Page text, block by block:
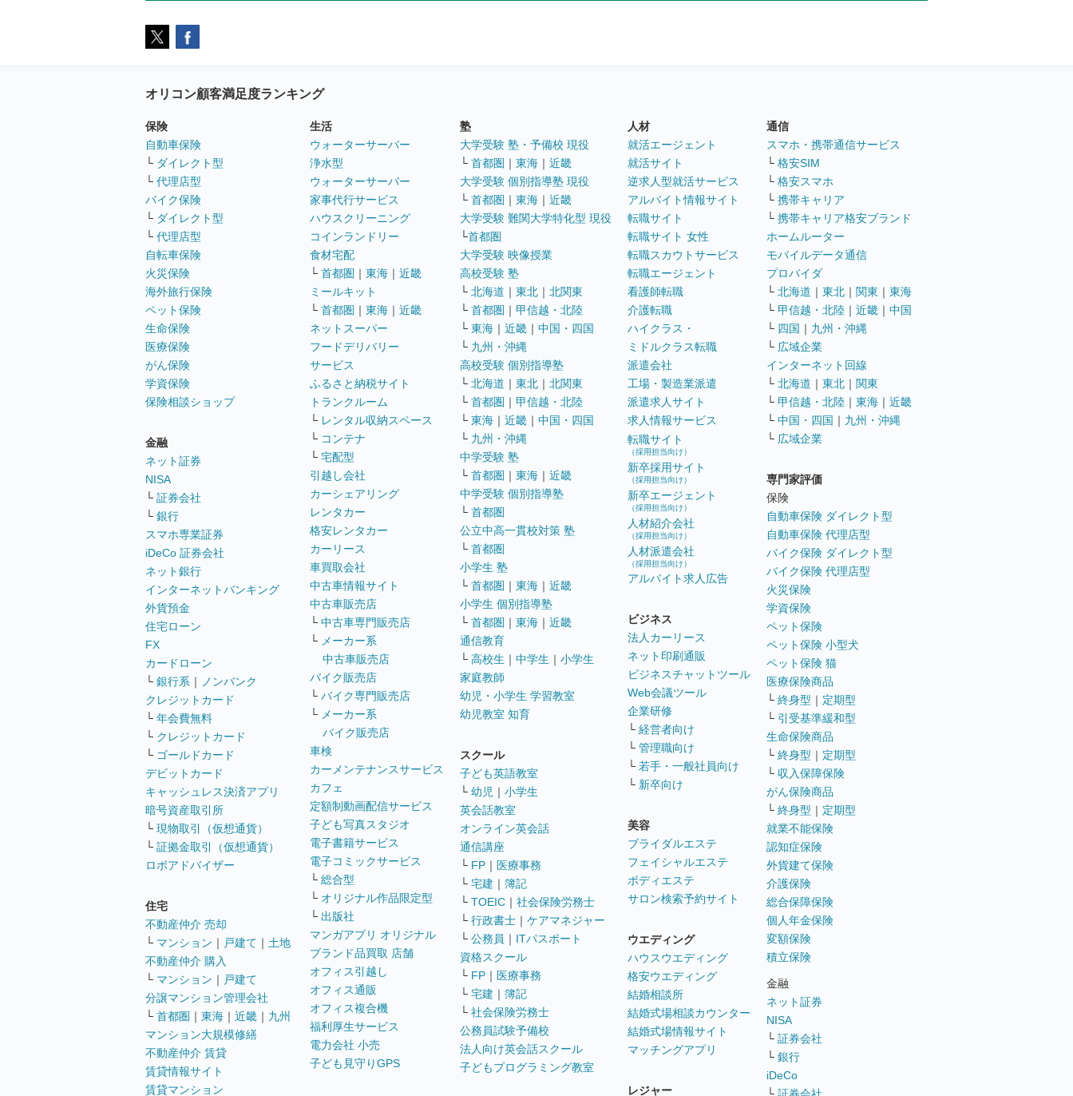
オリコン顧客満足度ランキング
保険
自動車保険
└ ダイレクト型
└ 代理店型
バイク保険
└ ダイレクト型
└ 代理店型
自転車保険
火災保険
海外旅行保険
ペット保険
生命保険
医療保険
がん保険
学資保険
保険相談ショップ
金融
ネット証券
NISA
└ 証券会社
└ 銀行
スマホ専業証券
iDeCo 証券会社
ネット銀行
インターネットバンキング
外貨預金
住宅ローン
FX
カードローン
└ 銀行系 ｜
ノンバンク
クレジットカード
└ 年会費無料
└ クレジットカード
└ ゴールドカード
デビットカード
キャッシュレス決済アプリ
暗号資産取引所
└ 現物取引（仮想通貨）
└ 証拠金取引（仮想通貨）
ロボアドバイザー
住宅
不動産仲介 売却
└ マンション ｜ 戸建て ｜ 土地
不動産仲介 購入
└ マンション ｜ 戸建て
分譲マンション管理会社
└ 首都圏 ｜ 東海 ｜ 近畿 ｜ 九州
マンション大規模修繕
不動産仲介 賃貸
賃貸情報サイト
賃貸マンション
生活
ウォーターサーバー
浄水型
ウォーターサーバー
家事代行サービス
ハウスクリーニング
コインランドリー
食材宅配
└ 首都圏 ｜ 東海 ｜ 近畿
ミールキット
└ 首都圏 ｜ 東海 ｜ 近畿
ネットスーパー
フードデリバリー
サービス
ふるさと納税サイト
トランクルーム
└ レンタル収納スペース
└ コンテナ
└ 宅配型
引越し会社
カーシェアリング
レンタカー
格安レンタカー
カーリース
車買取会社
中古車情報サイト
中古車販売店
└ 中古車専門販売店
└ メーカー系
中古車販売店
バイク販売店
└ バイク専門販売店
└ メーカー系
バイク販売店
車検
カーメンテナンスサービス
カフェ
定額制動画配信サービス
子ども写真スタジオ
電子書籍サービス
電子コミックサービス
└ 総合型
└ オリジナル作品限定型
└ 出版社
マンガアプリ オリジナル
ブランド品買取 店舗
オフィス引越し
オフィス通販
オフィス複合機
福利厚生サービス
電力会社 小売
子ども見守りGPS
塾
大学受験 塾・予備校 現役
└ 首都圏 ｜ 東海 ｜ 近畿
大学受験 個別指導塾 現役
└ 首都圏 ｜ 東海 ｜ 近畿
大学受験 難関大学特化型 現役
└首都圏
大学受験 映像授業
高校受験 塾
└ 北海道 ｜ 東北 ｜ 北関東
└ 首都圏 ｜ 甲信越・北陸
└ 東海 ｜ 近畿 ｜ 中国・四国
└ 九州・沖縄
高校受験 個別指導塾
└ 北海道 ｜ 東北 ｜ 北関東
└ 首都圏 ｜ 甲信越・北陸
└ 東海 ｜ 近畿 ｜ 中国・四国
└ 九州・沖縄
中学受験 塾
└ 首都圏 ｜ 東海 ｜ 近畿
中学受験 個別指導塾
└ 首都圏
公立中高一貫校対策 塾
└ 首都圏
小学生 塾
└ 首都圏 ｜ 東海 ｜ 近畿
小学生 個別指導塾
└ 首都圏 ｜ 東海 ｜ 近畿
通信教育
└ 高校生 ｜ 中学生 ｜ 小学生
家庭教師
幼児・小学生 学習教室
幼児教室 知育
スクール
子ども英語教室
└ 幼児 ｜ 小学生
英会話教室
オンライン英会話
通信講座
└ FP ｜ 医療事務
└ 宅建 ｜ 簿記
└ TOEIC ｜ 社会保険労務士
└ 行政書士 ｜ ケアマネジャー
└ 公務員 ｜ ITパスポート
資格スクール
└ FP ｜ 医療事務
└ 宅建 ｜ 簿記
└ 社会保険労務士
公務員試験予備校
法人向け英会話スクール
子どもプログラミング教室
人材
就活エージェント
就活サイト
逆求人型就活サービス
アルバイト情報サイト
転職サイト
転職サイト 女性
転職スカウトサービス
転職エージェント
看護師転職
介護転職
ハイクラス・
ミドルクラス転職
派遣会社
工場・製造業派遣
派遣求人サイト
求人情報サービス
転職サイト
（採用担当向け）
新卒採用サイト
（採用担当向け）
新卒エージェント
（採用担当向け）
人材紹介会社
（採用担当向け）
人材派遣会社
（採用担当向け）
アルバイト求人広告
ビジネス
法人カーリース
ネット印刷通販
ビジネスチャットツール
Web会議ツール
企業研修
└ 経営者向け
└ 管理職向け
└ 若手・一般社員向け
└ 新卒向け
美容
ブライダルエステ
フェイシャルエステ
ボディエステ
サロン検索予約サイト
ウエディング
ハウスウエディング
格安ウエディング
結婚相談所
結婚式場相談カウンター
結婚式場情報サイト
マッチングアプリ
レジャー
通信
スマホ・携帯通信サービス
└ 格安SIM
└ 格安スマホ
└ 携帯キャリア
└ 携帯キャリア格安ブランド
ホームルーター
モバイルデータ通信
プロバイダ
└ 北海道 ｜ 東北 ｜ 関東 ｜ 東海
└ 甲信越・北陸 ｜ 近畿 ｜ 中国
└ 四国 ｜ 九州・沖縄
└ 広域企業
インターネット回線
└ 北海道 ｜ 東北 ｜ 関東
└ 甲信越・北陸 ｜ 東海 ｜ 近畿
└ 中国・四国 ｜ 九州・沖縄
└ 広域企業
専門家評価
保険
自動車保険 ダイレクト型
自動車保険 代理店型
バイク保険 ダイレクト型
バイク保険 代理店型
火災保険
学資保険
ペット保険
ペット保険 小型犬
ペット保険 猫
医療保険商品
└ 終身型 ｜ 定期型
└ 引受基準緩和型
生命保険商品
└ 終身型 ｜ 定期型
└ 収入保障保険
がん保険商品
└ 終身型 ｜ 定期型
就業不能保険
認知症保険
外貨建て保険
介護保険
総合保障保険
個人年金保険
変額保険
積立保険
金融
ネット証券
NISA
└ 証券会社
└ 銀行
iDeCo